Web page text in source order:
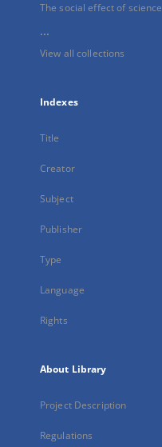
The social effect of science
...
View all collections
Indexes
Title
Creator
Subject
Publisher
Type
Language
Rights
About Library
Project Description
Regulations